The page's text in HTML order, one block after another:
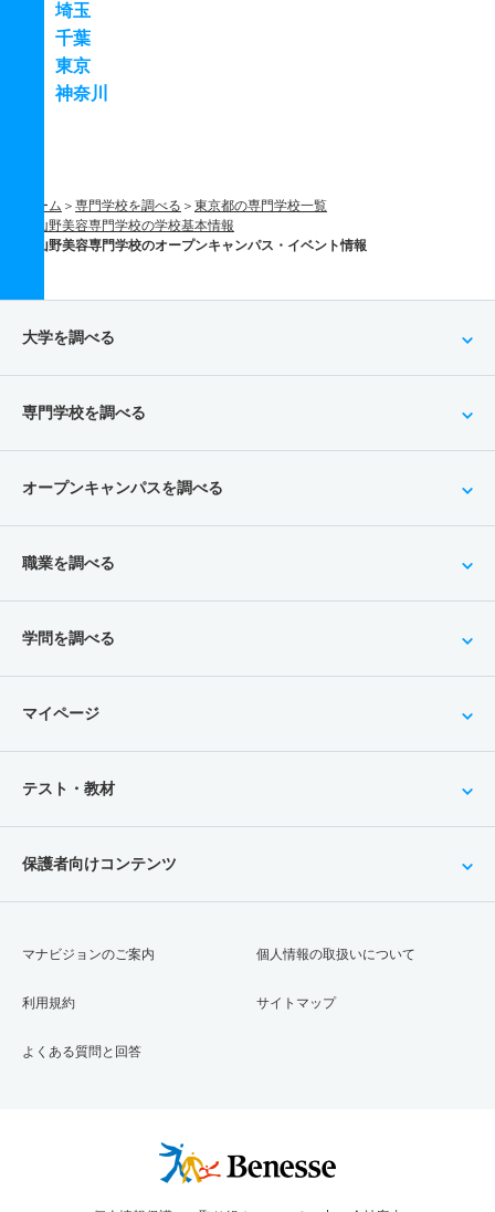
埼玉
千葉
東京
神奈川
ホーム 専門学校を調べる
東京都の専門学校一覧
山野美容専門学校の学校基本情報
山野美容専門学校のオープンキャンパス・イベント情報
大学を調べる
専門学校を調べる
オープンキャンパスを調べる
職業を調べる
学問を調べる
マイページ
テスト・教材
保護者向けコンテンツ
マナビジョンのご案内
利用規約
よくある質問と回答
個人情報の取扱いについて
サイトマップ